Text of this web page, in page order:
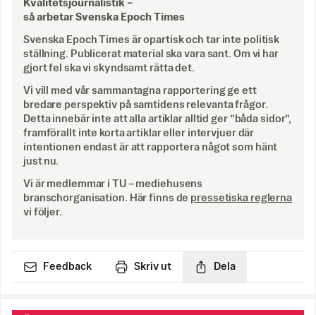
Kvalitetsjournalistik –
så arbetar Svenska Epoch Times
Svenska Epoch Times är opartisk och tar inte politisk
ställning. Publicerat material ska vara sant. Om vi har
gjort fel ska vi skyndsamt rätta det.
Vi vill med vår sammantagna rapportering ge ett
bredare perspektiv på samtidens relevanta frågor.
Detta innebär inte att alla artiklar alltid ger ”båda sidor”,
framförallt inte korta artiklar eller intervjuer där
intentionen endast är att rapportera något som hänt
just nu.
Vi är medlemmar i TU – mediehusens
branschorganisation. Här finns de pressetiska reglerna
vi följer.
Feedback Skriv ut Dela